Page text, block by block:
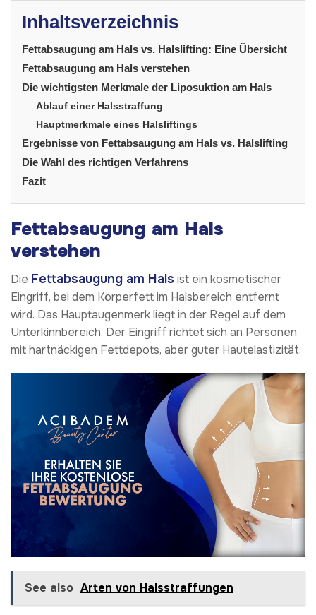
Inhaltsverzeichnis
Fettabsaugung am Hals vs. Halslifting: Eine Übersicht
Fettabsaugung am Hals verstehen
Die wichtigsten Merkmale der Liposuktion am Hals
Ablauf einer Halsstraffung
Hauptmerkmale eines Halsliftings
Ergebnisse von Fettabsaugung am Hals vs. Halslifting
Die Wahl des richtigen Verfahrens
Fazit
Fettabsaugung am Hals
verstehen
Die Fettabsaugung am Hals ist ein kosmetischer
Eingriff, bei dem Körperfett im Halsbereich entfernt
wird. Das Hauptaugenmerk liegt in der Regel auf dem
Unterkinnbereich. Der Eingriff richtet sich an Personen
mit hartnäckigen Fettdepots, aber guter Hautelastizität.
See also Arten von Halsstraffungen